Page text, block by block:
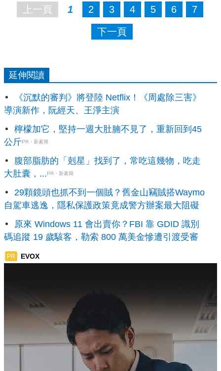
上一頁 1 2 3 4 5 6 7
下一頁
延伸閱讀
《沉默的審判》將登陸 Netflix！《周處除三害》
導演新作，阮經天、王淨主演
檸檬加它，堅持一週大肚腩不見了，重新回到45
公斤PR・新素簡
腹部脂肪的「剋星」找到了，常吃這幾物，吃走
大肚囊，...PR・新素簡
29顆鏡頭也抓不到一個賊？舊金山竊賊搭Waymo
自駕車逃逸，隱私保護政策竟成警方辦案最大阻礙
原來 Windows 11 會出賣你？FBI 靠 GDID 識別
碼追蹤 19 歲駭客，勒索 800 萬美金慘遭引渡受審
PR EVOX